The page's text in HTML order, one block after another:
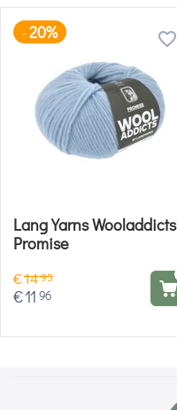
-20%
Lang Yarns Wooladdicts
Promise
€1495
€11 96